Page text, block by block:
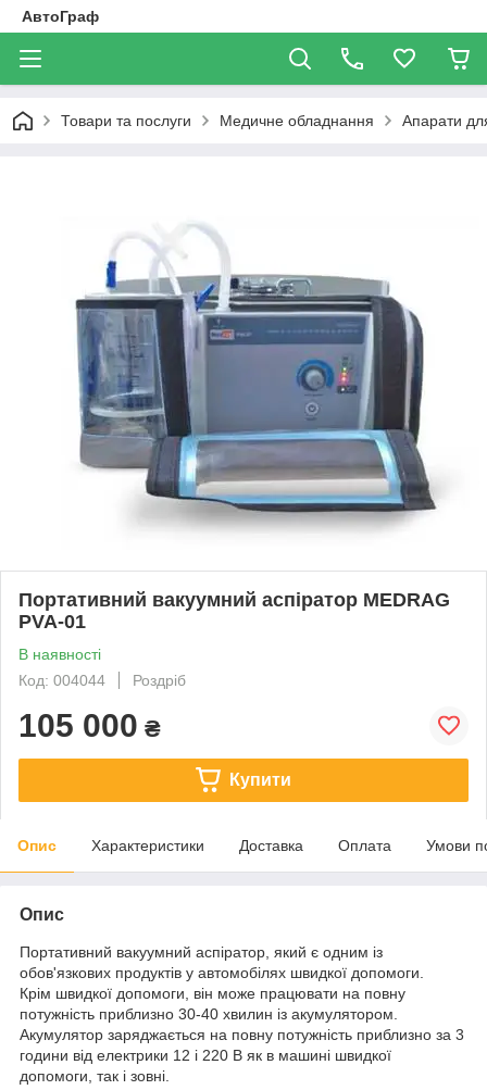
АвтоГраф
Товари та послуги Медичне обладнання Апарати
Портативний вакуумний аспіратор MEDRAG
PVA‐01
В наявності
Код: 004044
Роздріб
105 000 ₴
Купити
Опис Характеристики Доставка Оплата Умови
Опис
Портативний вакуумний аспіратор, який є одним із
обов'язкових продуктів у автомобілях швидкої допомоги.
Крім швидкої допомоги, він може працювати на повну
потужність приблизно 30-40 хвилин із акумулятором.
Акумулятор заряджається на повну потужність приблизно за 3
години від електрики 12 і 220 В як в машині швидкої
допомоги, так і зовні.